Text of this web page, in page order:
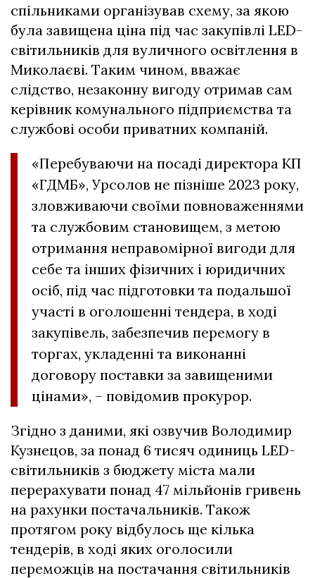
спільниками організував схему, за якою
була завищена ціна під час закупівлі LED-
світильників для вуличного освітлення в
Миколаєві. Таким чином, вважає
слідство, незаконну вигоду отримав сам
керівник комунального підприємства та
службові особи приватних компаній.
«Перебуваючи на посаді директора КП
«ГДМБ», Урсолов не пізніше 2023 року,
зловживаючи своїми повноваженнями
та службовим становищем, з метою
отримання неправомірної вигоди для
себе та інших фізичних і юридичних
осіб, під час підготовки та подальшої
участі в оголошенні тендера, в ході
закупівель, забезпечив перемогу в
торгах, укладенні та виконанні
договору поставки за завищеними
цінами», – повідомив прокурор.
Згідно з даними, які озвучив Володимир
Кузнецов, за понад 6 тисяч одиниць LED-
світильників з бюджету міста мали
перерахувати понад 47 мільйонів гривень
на рахунки постачальників. Також
протягом року відбулось ще кілька
тендерів, в ході яких оголосили
переможців на постачання світильників